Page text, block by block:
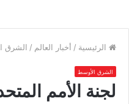
الرئيسية / أخبار العالم / الشرق
الشرق الأوسط
لجنة الأمم